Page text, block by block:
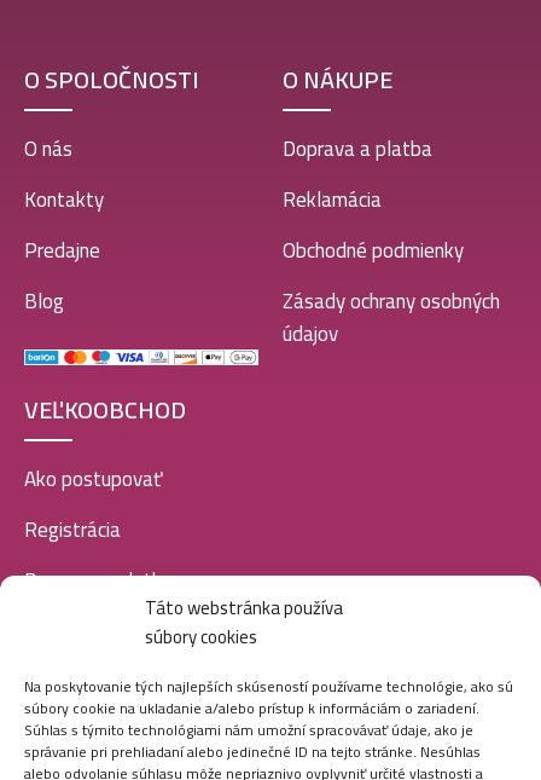
Táto webstránka používa
súbory cookies
Na poskytovanie tých najlepších skúseností používame technológie, ako sú
súbory cookie na ukladanie a/alebo prístup k informáciám o zariadení.
Súhlas s týmito technológiami nám umožní spracovávať údaje, ako je
správanie pri prehliadaní alebo jedinečné ID na tejto stránke. Nesúhlas
alebo odvolanie súhlasu môže nepriaznivo ovplyvniť určité vlastnosti a
O SPOLOČNOSTI
O nás
Kontakty
Predajne
Blog
O NÁKUPE
Doprava a platba
Reklamácia
Obchodné podmienky
Zásady ochrany osobných
údajov
VEĽKOOBCHOD
Ako postupovať
Registrácia
Doprava a platba
SOCIÁLNE SIETE